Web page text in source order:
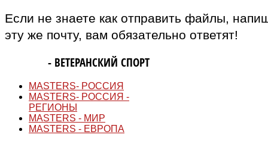
Если не знаете как отправить файлы,
эту же почту, вам обязательно ответят!
- ВЕТЕРАНСКИЙ СПОРТ
MASTERS- РОССИЯ
MASTERS- РОССИЯ -
РЕГИОНЫ
MASTERS - МИР
MASTERS - ЕВРОПА